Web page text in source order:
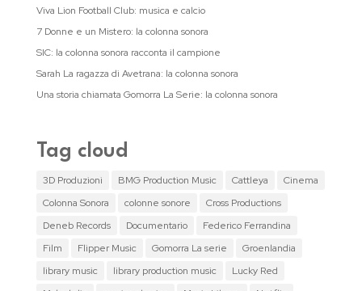
Viva Lion Football Club: musica e calcio
7 Donne e un Mistero: la colonna sonora
SIC: la colonna sonora racconta il campione
Sarah La ragazza di Avetrana: la colonna sonora
Una storia chiamata Gomorra La Serie: la colonna sonora
Tag cloud
3D Produzioni BMG Production Music Cattleya
Cinema
Colonna Sonora
colonne sonore
Cross Productions
Deneb Records
Documentario
Federico Ferrandina
Film
Flipper Music Gomorra La serie
Groenlandia
library music
library production music
Lucky Red